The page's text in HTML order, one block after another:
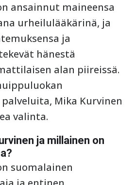
ansainnut maineensa
urheilulääkärinä, ja
ja
hänestä
alan piireissä.
Mika Kurvinen
valinta.
ja millainen on
suomalainen